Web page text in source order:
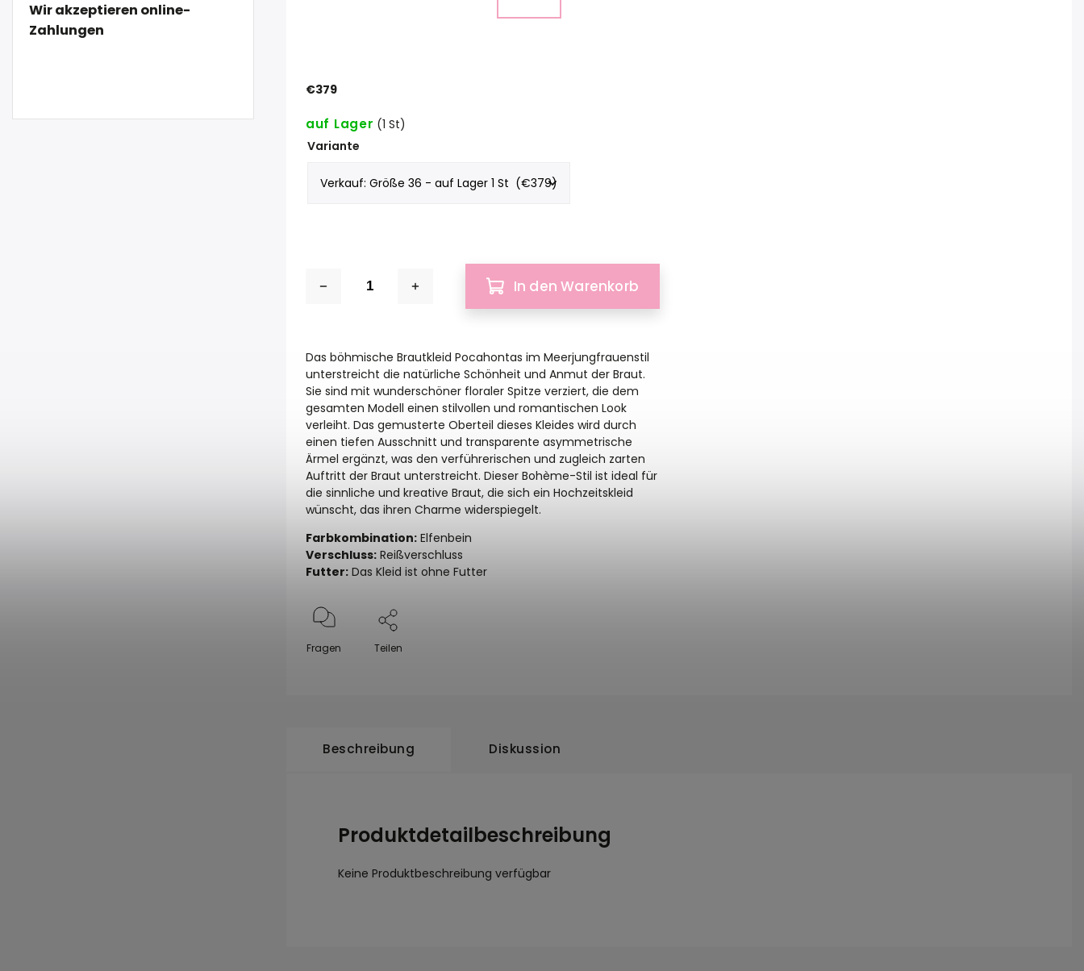
Wir akzeptieren online-
Zahlungen
€379
auf Lager (1 St)
Variante
In den Warenkorb
Das böhmische Brautkleid Pocahontas im Meerjungfrauenstil
unterstreicht die natürliche Schönheit und Anmut der Braut.
Sie sind mit wunderschöner floraler Spitze verziert, die dem
gesamten Modell einen stilvollen und romantischen Look
verleiht. Das gemusterte Oberteil dieses Kleides wird durch
einen tiefen Ausschnitt und transparente asymmetrische
Ärmel ergänzt, was den verführerischen und zugleich zarten
Auftritt der Braut unterstreicht. Dieser Bohème-Stil ist ideal für
die sinnliche und kreative Braut, die sich ein Hochzeitskleid
wünscht, das ihren Charme widerspiegelt.
Farbkombination: Elfenbein
Verschluss: Reißverschluss
Futter: Das Kleid ist ohne Futter
Fragen Teilen
Beschreibung Diskussion
Produktdetailbeschreibung
Keine Produktbeschreibung verfügbar